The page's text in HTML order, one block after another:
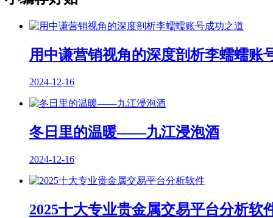
用中谦营销视角的深度剖析李蠕蠕账
2024-12-16
冬日里的温暖——九江浸泡酒
2024-12-16
2025十大专业贵金属交易平台分析软